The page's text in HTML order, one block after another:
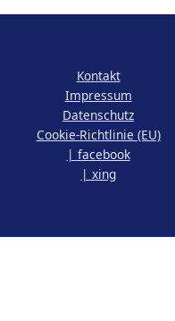
Kontakt
Impressum
Datenschutz
Cookie-Richtlinie (EU)
| facebook
| xing